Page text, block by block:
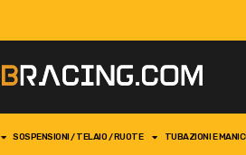
SOSPENSIONI / TELAIO / RUOTE TUBAZIONI E